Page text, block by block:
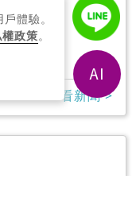
看新聞 >
體驗。
政策。